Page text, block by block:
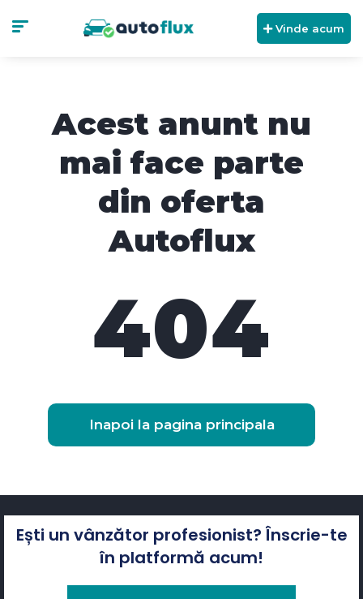
Vinde acum
Acest anunt nu
mai face parte
din oferta
Autoflux
404
Inapoi la pagina principala
Ești un vânzător profesionist? Înscrie-te
în platformă acum!